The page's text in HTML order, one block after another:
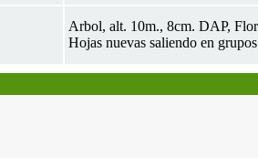
Arbol, alt. 10m., 8cm. DAP,
Hojas nuevas saliendo en